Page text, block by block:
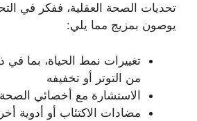
تحديات الصحة العقلية، ففكر في
يوصون بمزيج مما يلي:
تغييرات نمط الحياة، بما في
من التوتر أو تخفيفه
الاستشارة مع أخصائي الصحة
مضادات الاكتئاب أو أدوية